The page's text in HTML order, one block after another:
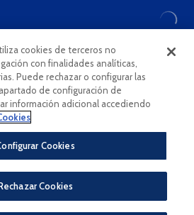
ÉTICO
De Privacidad
cookies de terceros no
con finalidades analíticas,
Puede rechazar o configurar las
de configuración de
información adicional accediendo
Cookies
Cookies